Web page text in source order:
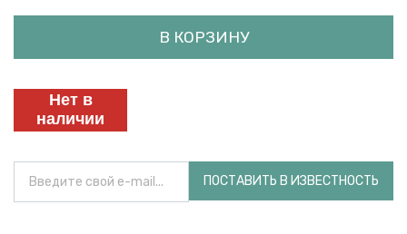
В КОРЗИНУ
Нет в
наличии
ПОСТАВИТЬ В ИЗВЕСТНОСТЬ